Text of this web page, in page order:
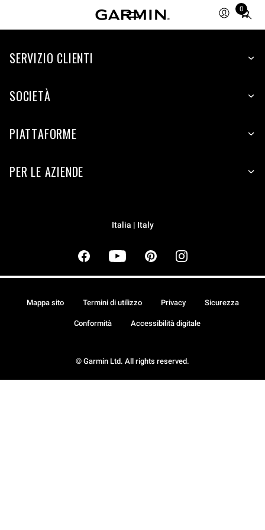
0
Total
SERVIZIO CLIENTI
SOCIETÀ
PIATTAFORME
PER LE AZIENDE
Italia | Italy
© Garmin Ltd. All rights reserved.
Mappa sito Termini di utilizzo Privacy Sicurezza
Conformità Accessibilità digitale